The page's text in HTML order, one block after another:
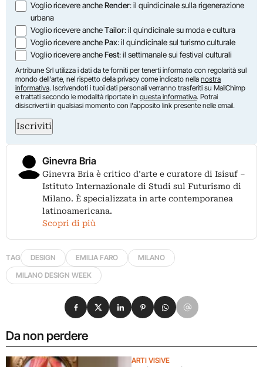
Voglio ricevere ancheRender: il quindicinale sulla rigenerazione
urbana
Voglio ricevere ancheTailor: il quindicinale su moda e cultura
Voglio ricevere anchePax: il quindicinale sul turismo culturale
Voglio ricevere ancheFest: il settimanale sui festival culturali
Artribune Srl utilizza i dati da te forniti per tenerti informato con regolarità sul
mondo dell'arte, nel rispetto della privacy come indicato nella nostra
informativa. Iscrivendoti i tuoi dati personali verranno trasferiti su MailChimp
e trattati secondo le modalità riportate in questa informativa. Potrai
disiscriverti in qualsiasi momento con l'apposito link presente nelle email.
Iscriviti
Ginevra Bria
Ginevra Bria è critico d’arte e curatore di Isisuf –
Istituto Internazionale di Studi sul Futurismo di
Milano. È specializzata in arte contemporanea
latinoamericana.
Scopri di più
TAG DESIGN EMILIA FARO
MILANO
MILANO DESIGN WEEK
Da non perdere
ARTI VISIVE
Condividi su Facebook
Condividi su X
Condividi su LinkedIn
Condividi su Pinterest
Condividi su WhatsApp
Condividi su Email